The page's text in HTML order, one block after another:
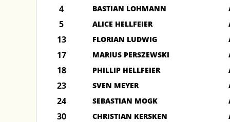
4 BASTIAN LOHMANN
5 ALICE HELLFEIER
13 FLORIAN LUDWIG
17 MARIUS PERSZEWSKI
18 PHILLIP HELLFEIER
23 SVEN MEYER
24 SEBASTIAN MOGK
30 CHRISTIAN KERSKEN